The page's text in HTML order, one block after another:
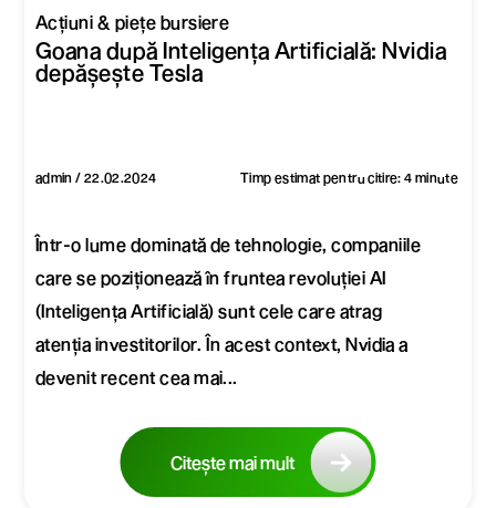
Acțiuni & piețe bursiere
Goana după Inteligența Artificială: Nvidia
depășește Tesla
admin / 22.02.2024 Timp estimat pentru citire: 4 minute
Într-o lume dominată de tehnologie, companiile
care se poziționează în fruntea revoluției AI
(Inteligența Artificială) sunt cele care atrag
atenția investitorilor. În acest context, Nvidia a
devenit recent cea mai...
Citește mai mult